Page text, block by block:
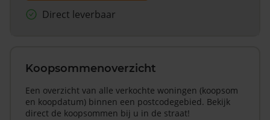
Direct leverbaar
Koopsommenoverzicht
Een overzicht van alle verkochte woningen (koopsom
en koopdatum) binnen een postcodegebied. Bekijk
direct de koopsommen bij u in de straat!